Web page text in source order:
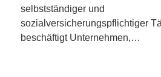
selbstständiger und
sozialversicherungspflichtiger
beschäftigt Unternehmen,…